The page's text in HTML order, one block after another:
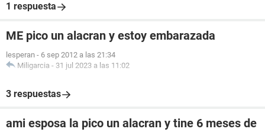
1 respuesta
ME pico un alacran y estoy embarazada
lesperan - 6 sep 2012 a las 21:34
Miligarcia - 31 jul 2023 a las 11:02
3 respuestas
ami esposa la pico un alacran y tine 6 meses de